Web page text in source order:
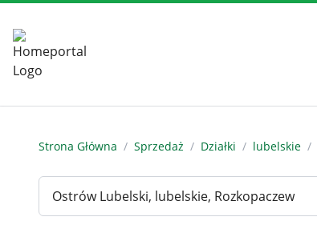
Strona Główna / Sprzedaż / Działki / lubelskie /